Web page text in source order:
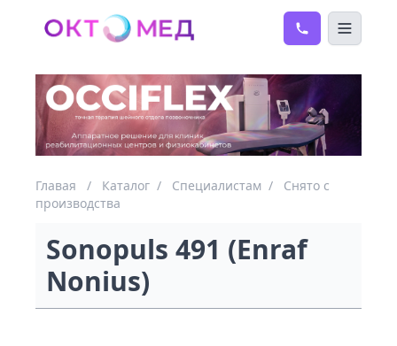
Главая / Каталог / Специалистам /
Снято с
производства
Sonopuls 491 (Enraf
Nonius)